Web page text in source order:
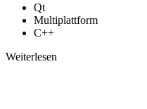
Qt
Multiplattform
C++
Weiterlesen